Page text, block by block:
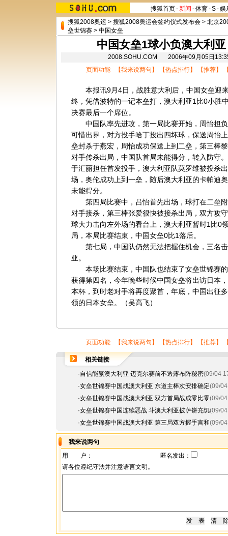
搜狐首页-新闻 -体育-S-娱
搜狐2008奥运 > 搜狐2008奥运会签约仪式发布会 > 北京
垒世锦赛 > 中国女垒
中国女垒1球小负澳大利
2008.SOHU.COM 2006年09月05日
页面功能 【我来说两句 】 【热点排行】 【推荐】
本报讯9月4日，战胜意大利后，中国女垒迎
终，凭借波特的一记本垒打，澳大利亚1比0小胜
决赛最后一个席位。
中国队率先进攻，第一局比赛开始，周怡担负
可惜出界，对方投手哈丁投出四坏球，保送周怡
垒封杀于燕宏，周怡成功保送上到二垒，第三棒
对手传杀出局，中国队首局未能得分，转入防守
于汇丽担任首发投手，澳大利亚队莫罗维被投杀
场，奥伦成功上到一垒，随后澳大利亚的卡帕迪
未能得分。
第四局比赛中，吕怡首先出场，球打在二垒附
对手接杀，第三棒张爱很快被接杀出局，双方攻
球大力击向左外场的看台上，澳大利亚暂时1比0
局，本局比赛结束，中国女垒0比1落后。
第七局，中国队仍然无法把握住机会，三名击
亚。
本场比赛结束，中国队也结束了女垒世锦赛的
获得第四名，今年晚些时候中国女垒将出访日本
本杯，到时老对手将再度聚首，年底，中国出征
领的日本女垒。（吴高飞）
页面功能 【我来说两句 】 【热点排行】 【推荐】
相关链接
·自信能赢澳大利亚 迈克尔赛前不透露布阵秘密(09/04
·女垒世锦赛中国战澳大利亚 东道主棒次安排确定(09/
·女垒世锦赛中国战澳大利亚 双方首局战成零比零(09/
·女垒世锦赛中国连续恶战 斗澳大利亚披萨饼充饥(09/
·女垒世锦赛中国战澳大利亚 第三局双方握手言和(09/
我来说两句
用 户：
匿名发出：
请各位遵纪守法并注意语言文明。